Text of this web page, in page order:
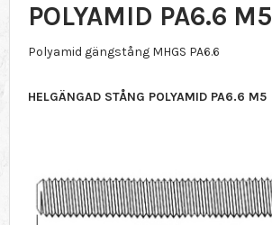
POLYAMID PA6.6 M5
Polyamid gängstång MHGS PA6.6
HELGÄNGAD STÅNG POLYAMID PA6.6 M5